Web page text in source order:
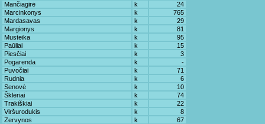
Mančiagirė
k
24
Marcinkonys
k
765
Mardasavas
k
29
Margionys
k
81
Musteika
k
95
Paūliai
k
15
Piesčiai
k
3
Pogarenda
k
-
Puvočiai
k
71
Rudnia
k
6
Senovė
k
10
Šklėriai
k
74
Trakiškiai
k
22
Viršurodukis
k
8
Zervynos
k
67